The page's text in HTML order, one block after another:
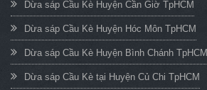
Dừa sáp Cầu Kè Huyện Cần Giờ TpHCM
Dừa sáp Cầu Kè Huyện Hóc Môn TpHCM
Dừa sáp Cầu Kè Huyện Bình Chánh TpHCM
Dừa sáp Cầu Kè tại Huyện Củ Chi TpHCM